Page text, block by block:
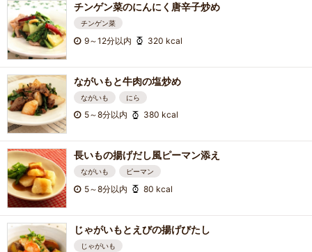
チンゲン菜のにんにく唐辛子炒め
チンゲン菜
9～12分以内 320 kcal
ながいもと牛肉の塩炒め
ながいも にら
5～8分以内 380 kcal
長いもの揚げだし風ピーマン添え
ながいも ピーマン
5～8分以内 80 kcal
じゃがいもとえびの揚げびたし
じゃがいも